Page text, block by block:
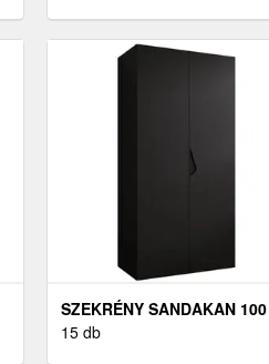
SZEKRÉNY SANDAKAN 100
FEKETE
15 db